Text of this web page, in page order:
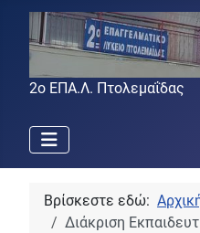
2ο ΕΠΑ.Λ. Πτολεμαΐδας
Βρίσκεστε εδώ:
Διάκριση